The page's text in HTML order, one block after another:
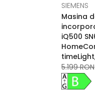
SIEMENS
Masina
iQ500
5.199 RON